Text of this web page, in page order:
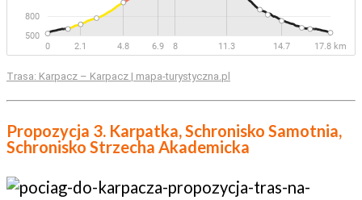
Trasa: Karpacz – Karpacz | mapa-turystyczna.pl
Propozycja 3. Karpatka, Schronisko Samotnia,
Schronisko Strzecha Akademicka